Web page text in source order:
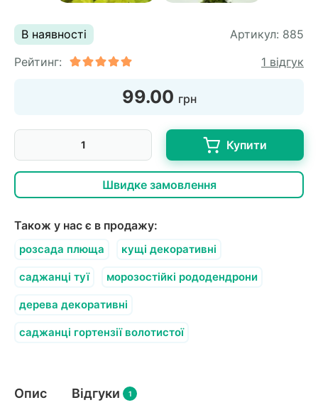
В наявності Артикул: 885
Рейтинг:
1 відгук
99.00 грн
Купити
Швидке замовлення
Також у нас є в продажу:
розсада плюща кущі декоративні
саджанці туї морозостійкі рододендрони
дерева декоративні
саджанці гортензії волотистої
Опис Відгуки 1